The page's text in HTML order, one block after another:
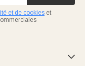
et de cookies et
